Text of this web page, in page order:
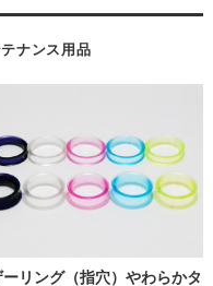
ナンス用品
ーリング（指穴）やわらかタ